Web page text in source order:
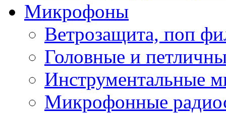
Микрофоны
Ветрозащита, поп
Головные и
Инструментальные
Микрофонные